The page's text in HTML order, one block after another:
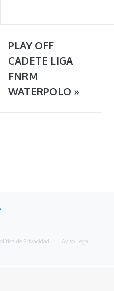
PLAY OFF
CADETE LIGA
FNRM
WATERPOLO »
de Privacidad Aviso Legal